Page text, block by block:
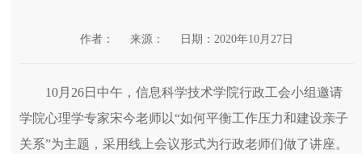
作者： 来源： 日期：2020年10月27日
10月26日中午，信息科学技术学院行政工会小组邀请
学院心理学专家宋今老师以“如何平衡工作压力和建设亲子
关系”为主题，采用线上会议形式为行政老师们做了讲座。